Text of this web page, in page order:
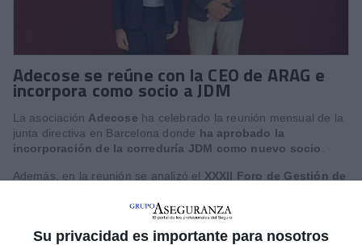
Su privacidad es importante para nosotros
Adecose se reúne con la CEO de ARAG e
incorpora como socio a JDM
La asociación Adecose ha celebrado la reunión mensual de la
junta directiva en Barcelona donde ha aprobado la
incorporación de la correduría JDM como nuevo socio.
Además, en la reunión se analizó el XXXII Foro de Gestión de
recientemente donde se dieron cita alrededor de 500 personas
director de Seguros, José Antonio
Fernández de Pinto, lanzara algunos mensajes a los